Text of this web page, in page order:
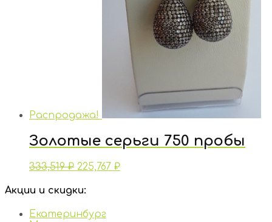
Распродажа!
Золотые серьги 750 пробы
333,519₽ 225,767 ₽
Акции и скидки:
Екатеринбург